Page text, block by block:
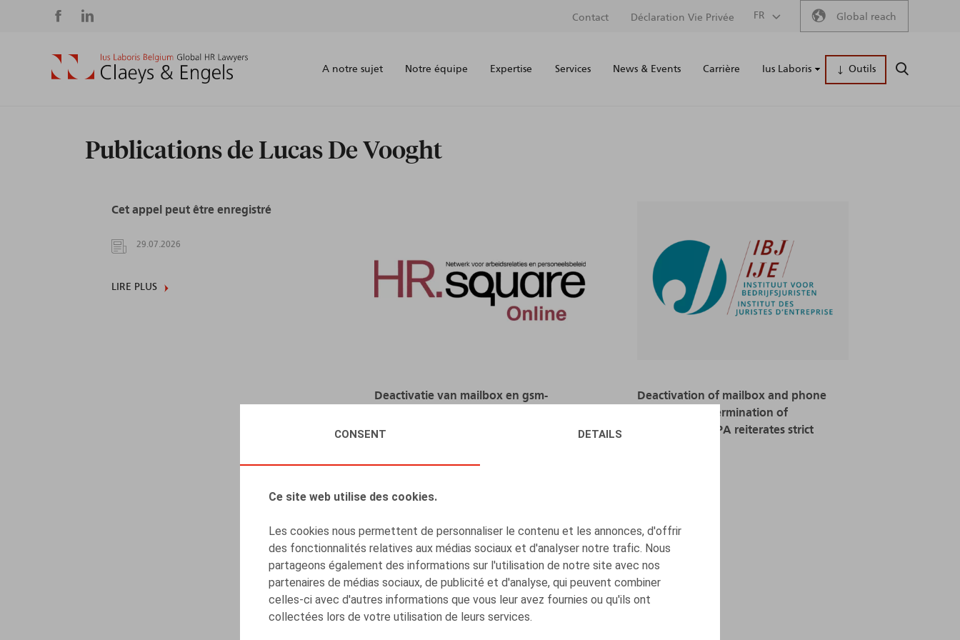
CONSENT DETAILS
Ce site web utilise des cookies.
Les cookies nous permettent de personnaliser le contenu et les annonces, d'offrir
des fonctionnalités relatives aux médias sociaux et d'analyser notre trafic. Nous
partageons également des informations sur l'utilisation de notre site avec nos
partenaires de médias sociaux, de publicité et d'analyse, qui peuvent combiner
celles-ci avec d'autres informations que vous leur avez fournies ou qu'ils ont
collectées lors de votre utilisation de leurs services.
Social
media
Secondary
menu
Contact Déclaration Vie Privée FR Global reach
Main
A notre sujet Notre équipe Expertise Services News & Events Carrière Ius Laboris Outils
Publications de Lucas De Vooght
Cet appel peut être enregistré
29.07.2026
LIRE PLUS
Deactivatie van mailbox en gsm-
Deactivation of mailbox and phone
number after termination of
employment DPA reiterates strict
LIRE PLUS